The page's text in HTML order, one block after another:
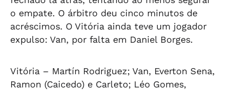
o empate. O árbitro deu cinco minutos de
acréscimos. O Vitória ainda teve um jogador
expulso: Van, por falta em Daniel Borges.
Vitória – Martín Rodriguez; Van, Everton Sena,
Ramon (Caicedo) e Carleto; Léo Gomes,